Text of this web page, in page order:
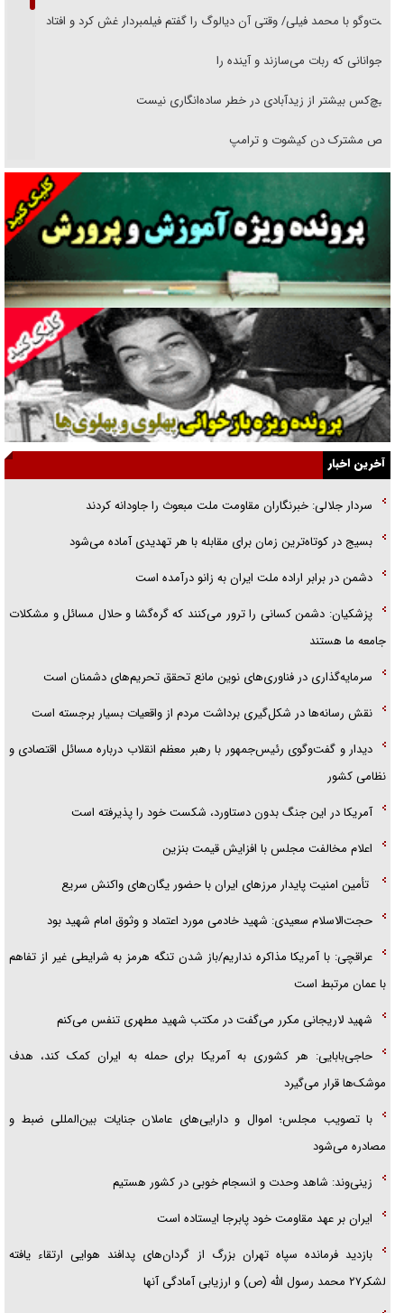
گفت‌وگو با محمد فیلی/ وقتی آن دیالوگ را گفتم فیلمبردار غش کرد و افتاد
نوجوانانی که ربات می‌سازند و آینده را
هیچ‌کس بیشتر از زیدآبادی در خطر ساده‌انگاری نیست
رقص مشترک دن کیشوت و ترامپ
دنده دولت به واگذاری مسئله‌دار ایران‌خودرو/ خصوصی‌سازی یا انحصار؟
غریزه‌ی بقا و آقای باقی و رفقا
جراحی‌های زیبایی با مدرک فوق‌دیپلم! + گفت‌وگو با متهم
گفت‌وگو با همسر یکی از شهدای جنگ رمضان/ پیکر بی‌سر شهید را از
انگشت‌های پا شناسایی کردیم
نسلی که آنلاین الگو می‌گیرد
گفت‌وگو با آیت‌الله جاودان/ جفای مخالفان مکانت معنوی رهبر شهید را
ارتقا می‌داد
راننده مست به قانون می‌خندد
همه آقای دوربینی شده‌ایم!
قصه ناتمام سرویس مدارس
آیا مقاومت فلسطین خلع‌سلاح می‌شود؟
آخرین اخبار
سردار جلالی: خبرنگاران مقاومت ملت مبعوث را جاودانه کردند
بسیج در کوتاه‌ترین زمان برای مقابله با هر تهدیدی آماده می‌شود
دشمن در برابر اراده ملت ایران به زانو درآمده است
پزشکیان: دشمن کسانی را ترور می‌کنند که گره‌گشا و حلال مسائل و مشکلات
جامعه ما هستند
سرمایه‌گذاری در فناوری‌های نوین مانع تحقق تحریم‌های دشمنان است
نقش رسانه‌ها در شکل‌گیری برداشت مردم از واقعیات بسیار برجسته است
دیدار و گفت‌وگوی رئیس‌جمهور با رهبر معظم انقلاب درباره مسائل اقتصادی و
نظامی کشور
آمریکا در این جنگ بدون دستاورد، شکست خود را پذیرفته است
اعلام مخالفت مجلس با افزایش قیمت بنزین
تأمین امنیت پایدار مرزهای ایران با حضور یگان‌های واکنش سریع
حجت‌الاسلام سعیدی: شهید خادمی مورد اعتماد و وثوق امام شهید بود
عراقچی: با آمریکا مذاکره نداریم/باز شدن تنگه هرمز به شرایطی غیر از تفاهم
با عمان مرتبط است
شهید لاریجانی مکرر می‌گفت در مکتب شهید مطهری تنفس می‌کنم
حاجی‌بابایی: هر کشوری به آمریکا برای حمله به ایران کمک کند، هدف
موشک‌ها قرار می‌گیرد
با تصویب مجلس؛ اموال و دارایی‌های عاملان جنایات بین‌المللی ضبط و
مصادره می‌شود
زینی‌وند: شاهد وحدت و انسجام خوبی در کشور هستیم
ایران بر عهد مقاومت خود پابرجا ایستاده است
بازدید فرمانده سپاه تهران بزرگ از گردان‌های پدافند هوایی ارتقاء یافته
لشکر۲۷ محمد رسول الله (ص) و ارزیابی آمادگی آنها